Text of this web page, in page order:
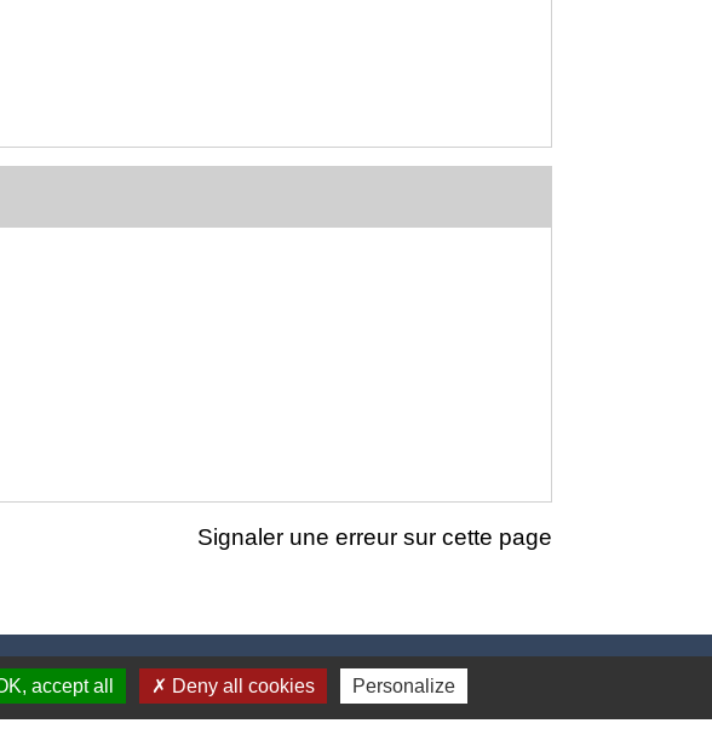
Signaler une erreur sur cette page
accept all Deny all cookies Personalize